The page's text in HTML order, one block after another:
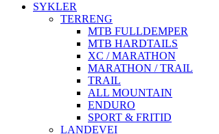
SYKLER
TERRENG
MTB FULLDEMPER
MTB HARDTAILS
XC / MARATHON
MARATHON / TRAIL
TRAIL
ALL MOUNTAIN
ENDURO
SPORT & FRITID
LANDEVEI